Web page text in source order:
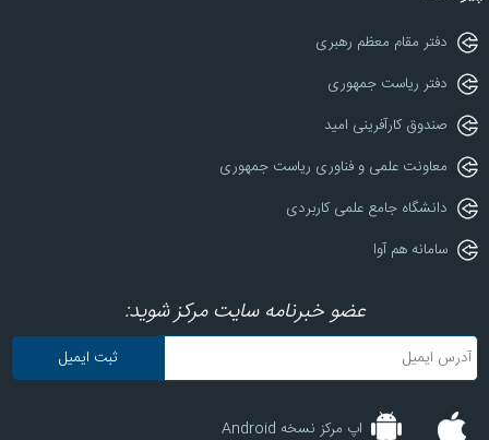
دفتر مقام معظم رهبری
دفتر ریاست جمهوری
صندوق کارآفرینی امید
معاونت علمی و فناوری ریاست جمهوری
دانشگاه جامع علمی کاربردی
سامانه هم آوا
عضو خبرنامه سایت مرکز شوید:
اپ مرکز نسخه Android